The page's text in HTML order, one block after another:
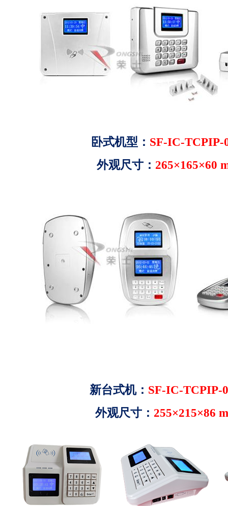
卧式机型： SF-IC-
外观尺寸： 265×165×60
新台式机： SF-IC-
外观尺寸： 255×215×86